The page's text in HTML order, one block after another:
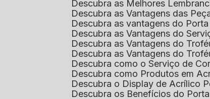
Descubra as Melhores
Descubra as Vantagens das
Descubra as vantagens do
Descubra as Vantagens do
Descubra as Vantagens do
Descubra as Vantagens do
Descubra como o Serviço de
Descubra como Produtos em
Descubra o Display de Acrílico
Descubra os Benefícios do